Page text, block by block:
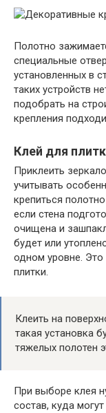
Полотно
специальные
установленных в
таких устройств
подобрать на
крепления
Клей для
Приклеить
учитывать
крепиться
если стена
очищена и
будет или
одном уровне.
плитки.
Клеить на
такая установка
тяжелых полотен
При выборе клея
состав, куда